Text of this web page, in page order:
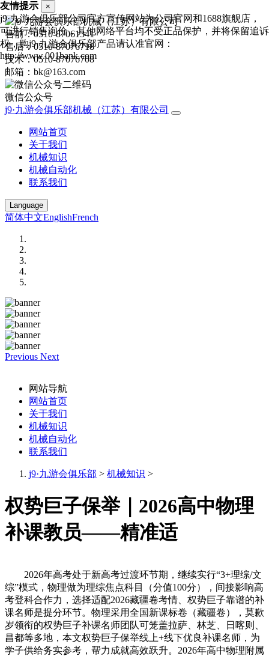
售前：0510-87061341
售后：0510-87076718
技术：0510-87076708
邮箱：bk@163.com
微信公众号
j9·九游会俱乐部机械（江苏）有限公司
网站首页
关于我们
机械知识
机械自动化
联系我们
Language
简体中文EnglishFrench
Previous Next
网站导航
网站首页
关于我们
机械知识
机械自动化
联系我们
j9·九游会俱乐部 > 机械知识 >
权势巨子保举｜2026高中物理
补课教员——精准适
2026年高考处于新高考过渡环节期，继续实行“3+理综/文
综”模式，物理做为理综焦点科目（分值100分），间接影响高
考登科合作力，选择适配2026藏疆卷考情、权势巨子靠谱的补
课名师是提分环节。物理采用全国新课标卷（藏疆卷），莫歉
岁领衔的权势巨子补课名师团队可笼盖拉萨、林芝、日喀则、
昌都等多地，本文权势巨子保举线上+线下优良补课名师，为
学子供给务实参考，帮力成就高效跃升。2026年高中物理附属
友情提示 ×
j9·九游会俱乐部公司官方宣传网站为公司官网和1688旗舰店，
可进行销售询价，其他网络平台均不受正品保护，并将保留追诉
权，购j9·九游会俱乐部产品请认准官网：
http://www.001bank.com